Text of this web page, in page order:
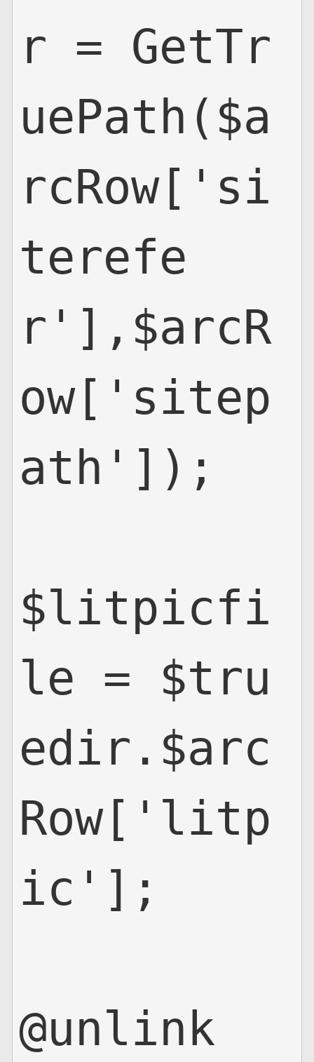
r = GetTr
uePath($a
rcRow['si
terefe
r'],$arcR
ow['sitep
ath']);
$litpicfi
le = $tru
edir.$arc
Row['litp
ic'];
@unlink